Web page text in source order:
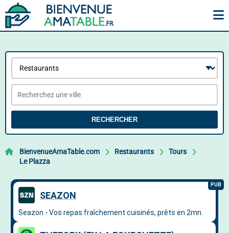
RECHERCHER
BienvenueAmaTable.com Restaurants
Tours
Le Plazza